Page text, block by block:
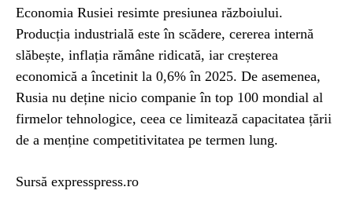
Economia Rusiei resimte presiunea războiului.
Producția industrială este în scădere, cererea internă
slăbește, inflația rămâne ridicată, iar creșterea
economică a încetinit la 0,6% în 2025. De asemenea,
Rusia nu deține nicio companie în top 100 mondial al
firmelor tehnologice, ceea ce limitează capacitatea țării
de a menține competitivitatea pe termen lung.
Sursă expresspress.ro